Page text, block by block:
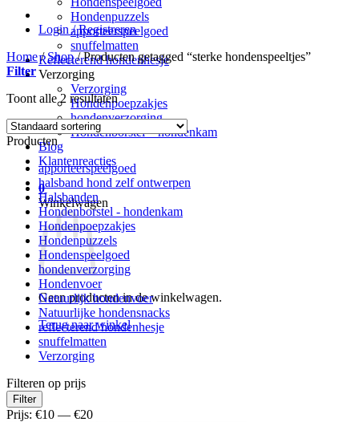
Hondenpuzzels
apporteerspeelgoed
snuffelmatten
Reflecterend hondenhesje
Verzorging
Verzorging
Hondenpoepzakjes
hondenverzorging
Hondenborstel – hondenkam
Blog
Klantenreacties
0
Winkelwagen
Geen producten in de winkelwagen.
Terug naar winkel
Login / Registreren
Home / Shop /Producten getagged “sterke hondenspeeltjes”
Filter
Toont alle 2 resultaten
Producten
apporteerspeelgoed
halsband hond zelf ontwerpen
Halsbanden
Hondenborstel - hondenkam
Hondenpoepzakjes
Hondenpuzzels
Hondenspeelgoed
hondenverzorging
Hondenvoer
Natuurlijk hondenvoer
Natuurlijke hondensnacks
reflecterend hondenhesje
snuffelmatten
Verzorging
Filteren op prijs
Min.
prijs
Max.
prijs
Filter
Prijs: €10 — €20